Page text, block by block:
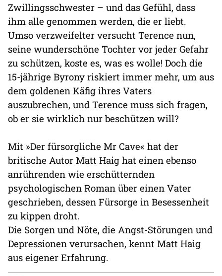
Zwillingsschwester – und das Gefühl, dass
ihm alle genommen werden, die er liebt.
Umso verzweifelter versucht Terence nun,
seine wunderschöne Tochter vor jeder Gefahr
zu schützen, koste es, was es wolle! Doch die
15-jährige Byrony riskiert immer mehr, um aus
dem goldenen Käfig ihres Vaters
auszubrechen, und Terence muss sich fragen,
ob er sie wirklich nur beschützen will?
Mit »Der fürsorgliche Mr Cave« hat der
britische Autor Matt Haig hat einen ebenso
anrührenden wie erschütternden
psychologischen Roman über einen Vater
geschrieben, dessen Fürsorge in Besessenheit
zu kippen droht.
Die Sorgen und Nöte, die Angst-Störungen und
Depressionen verursachen, kennt Matt Haig
aus eigener Erfahrung.